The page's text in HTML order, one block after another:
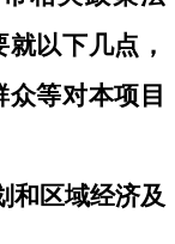
以下几点，
等对本项目
和区域经济及